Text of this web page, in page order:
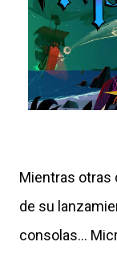
Mientras otras
de su
consolas...